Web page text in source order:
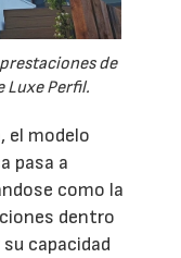
de
Luxe Perfil.
el modelo
pasa a
como la
dentro
capacidad